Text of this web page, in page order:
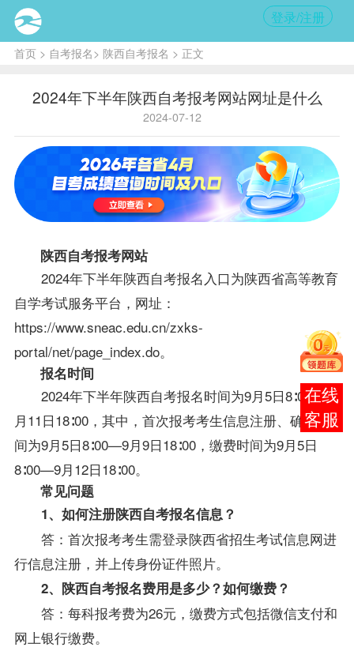
登录/注册
首页> 自考报名> 陕西自考报名 > 正文
2024年下半年陕西自考报考网站网址是什么
2024-07-12
陕西自考报考网站
2024年下半年陕西自考报名 入口为陕西省高等教育
自学考试服务平台，网址：
https://www.sneac.edu.cn/zxks-
portal/net/page_index.do。
报名时间
2024年下半年陕西自考报名时间为9月5日8∶00—9
月11日18∶00，其中，首次报考考生信息注册、确认时
间为9月5日8∶00—9月9日18∶00，缴费时间为9月5日
8∶00—9月12日18∶00。
常见问题
1、如何注册陕西自考报名信息？
答：首次报考考生需登录陕西省招生考试信息网进
行信息注册，并上传身份证件照片。
2、陕西自考报名费用是多少？如何缴费？
答：每科报考费为26元，缴费方式包括微信支付和
网上银行缴费。
报考
咨询